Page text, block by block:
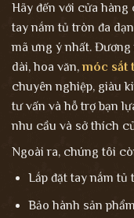
Hãy đến với cửa hàng
tay nắm tủ tròn đa
mã ưng ý nhất.
dài, hoa văn,móc sắt
chuyên nghiệp, giàu
tư vấn và hỗ trợ bạn
nhu cầu và sở thích
Ngoài ra, chúng tôi
Lắp đặt tay nắm tủ
Bảo hành sản